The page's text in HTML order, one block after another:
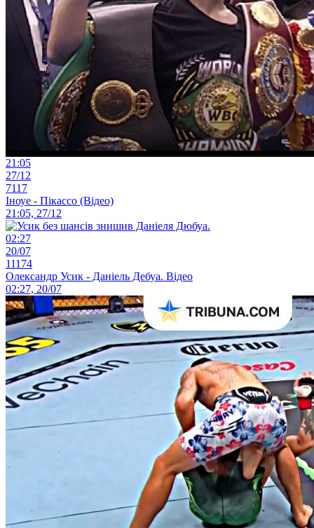
21:05
27/12
7117
Іноуе - Пікассо (Відео)
21:05, 27/12
02:27
20/07
11174
Олександр Усик - Даніель Дебуа. Відео
02:27, 20/07